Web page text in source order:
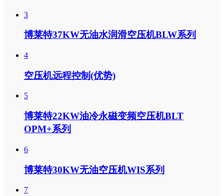
3
博莱特37KW无油水润滑空压机BLW系列
4
空压机远程控制(优势)
5
博莱特22KW油冷永磁变频空压机BLT
OPM+系列
6
博莱特30KW无油空压机WIS系列
7